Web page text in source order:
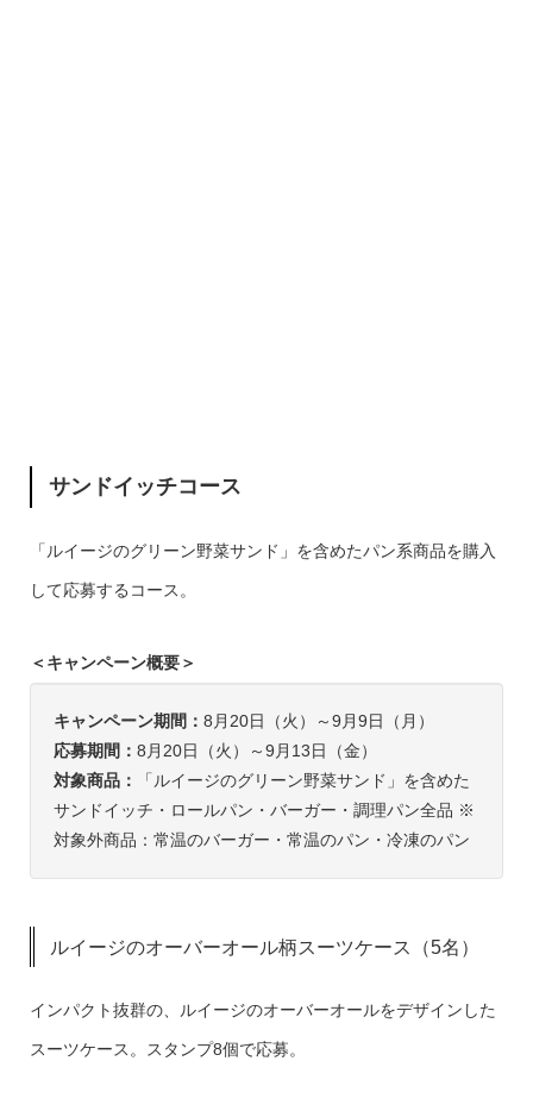
サンドイッチコース
「ルイージのグリーン野菜サンド」を含めたパン系商品を購入
して応募するコース。
＜キャンペーン概要＞
キャンペーン期間： 8月20日（火）～9月9日（月）
応募期間： 8月20日（火）～9月13日（金）
対象商品：
「ルイージのグリーン野菜サンド」を含めた
サンドイッチ・ロールパン・バーガー・調理パン全品 ※
対象外商品：常温のバーガー・常温のパン・冷凍のパン
ルイージのオーバーオール柄スーツケース（5名）
インパクト抜群の、ルイージのオーバーオールをデザインした
スーツケース。スタンプ8個で応募。